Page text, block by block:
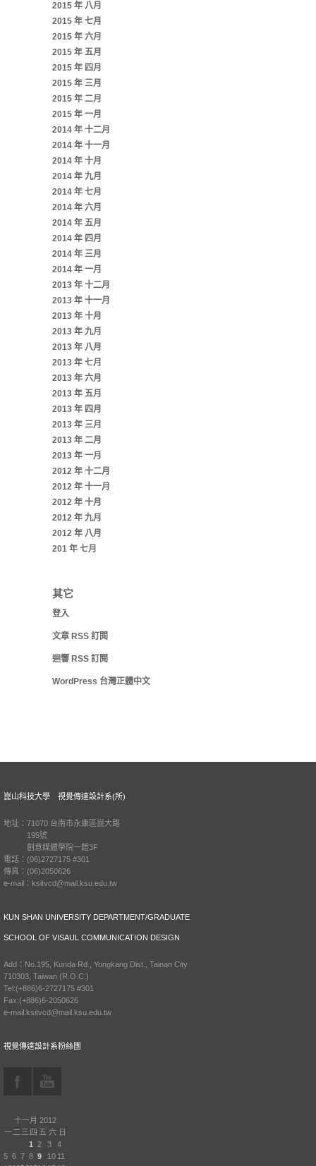
2015 年 八月
2015 年 七月
2015 年 六月
2015 年 五月
2015 年 四月
2015 年 三月
2015 年 二月
2015 年 一月
2014 年 十二月
2014 年 十一月
2014 年 十月
2014 年 九月
2014 年 七月
2014 年 六月
2014 年 五月
2014 年 四月
2014 年 三月
2014 年 一月
2013 年 十二月
2013 年 十一月
2013 年 十月
2013 年 九月
2013 年 八月
2013 年 七月
2013 年 六月
2013 年 五月
2013 年 四月
2013 年 三月
2013 年 二月
2013 年 一月
2012 年 十二月
2012 年 十一月
2012 年 十月
2012 年 九月
2012 年 八月
201 年 七月
其它
登入
文章 RSS 訂閱
迴響 RSS 訂閱
WordPress 台灣正體中文
崑山科技大學 視覺傳達設計系(所)
地址：71070 台南市永康區崑大路
195號
創意媒體學院一館3F
電話：(06)2727175 #301
傳真：(06)2050626
e-mail：ksitvcd@mail.ksu.edu.tw
KUN SHAN UNIVERSITY DEPARTMENT/GRADUATE
SCHOOL OF VISAUL COMMUNICATION DESIGN
Add：No.195, Kunda Rd., Yongkang Dist., Tainan City
710303, Taiwan (R.O.C.)
Tel:(+886)6-2727175 #301
Fax:(+886)6-2050626
e-mail:ksitvcd@mail.ksu.edu.tw
視覺傳達設計系粉絲團
十一月 2012
一 二 三 四 五 六 日
1
2 3
4
5 6 7 8 9 10 11